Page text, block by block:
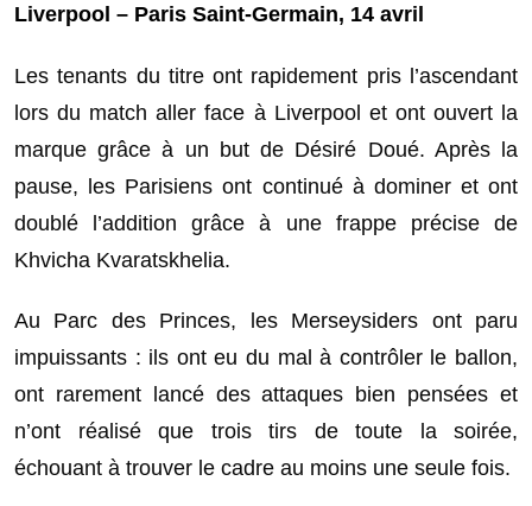
Liverpool – Paris Saint-Germain, 14 avril
Les tenants du titre ont rapidement pris l’ascendant
lors du match aller face à Liverpool et ont ouvert la
marque grâce à un but de Désiré Doué. Après la
pause, les Parisiens ont continué à dominer et ont
doublé l’addition grâce à une frappe précise de
Khvicha Kvaratskhelia.
Au Parc des Princes, les Merseysiders ont paru
impuissants : ils ont eu du mal à contrôler le ballon,
ont rarement lancé des attaques bien pensées et
n’ont réalisé que trois tirs de toute la soirée,
échouant à trouver le cadre au moins une seule fois.